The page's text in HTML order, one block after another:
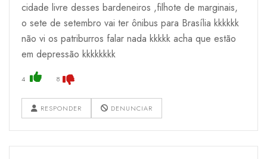
cidade livre desses bardeneiros ,filhote de marginais,
o sete de setembro vai ter ônibus para Brasília kkkkkk
não vi os patriburros falar nada kkkkk acha que estão
em depressão kkkkkkkk
4 8
RESPONDER DENUNCIAR